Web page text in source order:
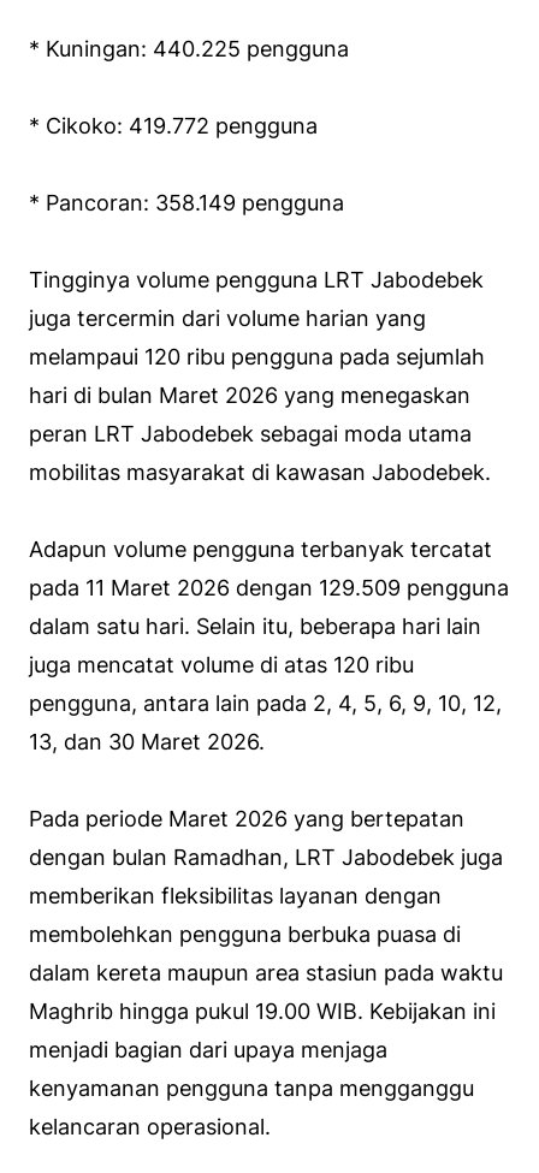
* Kuningan: 440.225 pengguna
* Cikoko: 419.772 pengguna
* Pancoran: 358.149 pengguna
Tingginya volume pengguna LRT Jabodebek
juga tercermin dari volume harian yang
melampaui 120 ribu pengguna pada sejumlah
hari di bulan Maret 2026 yang menegaskan
peran LRT Jabodebek sebagai moda utama
mobilitas masyarakat di kawasan Jabodebek.
Adapun volume pengguna terbanyak tercatat
pada 11 Maret 2026 dengan 129.509 pengguna
dalam satu hari. Selain itu, beberapa hari lain
juga mencatat volume di atas 120 ribu
pengguna, antara lain pada 2, 4, 5, 6, 9, 10, 12,
13, dan 30 Maret 2026.
Pada periode Maret 2026 yang bertepatan
dengan bulan Ramadhan, LRT Jabodebek juga
memberikan fleksibilitas layanan dengan
membolehkan pengguna berbuka puasa di
dalam kereta maupun area stasiun pada waktu
Maghrib hingga pukul 19.00 WIB. Kebijakan ini
menjadi bagian dari upaya menjaga
kenyamanan pengguna tanpa mengganggu
kelancaran operasional.